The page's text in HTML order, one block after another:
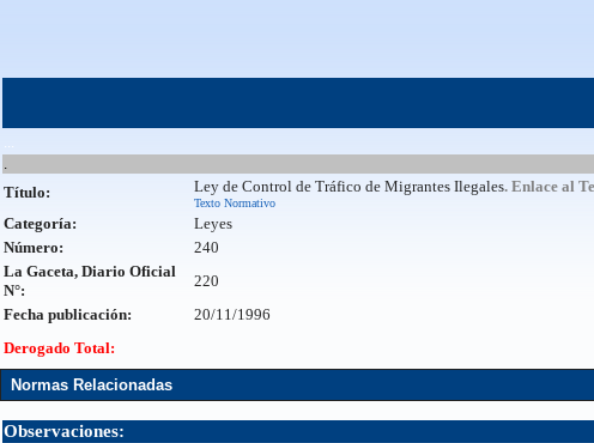
...
.
Título: Ley de Control de Tráfico de Migrantes Ilegales. Enlace al
Texto Normativo
Categoría:
Leyes
Número:
240
La Gaceta, Diario Oficial
N°:
220
Fecha publicación:
20/11/1996
Derogado Total:
Normas Relacionadas
Observaciones: